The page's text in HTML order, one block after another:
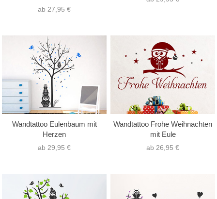
ab 27,95 €
Wandtattoo Eulenbaum mit
Herzen
ab 29,95 €
Wandtattoo Frohe Weihnachten
mit Eule
ab 26,95 €